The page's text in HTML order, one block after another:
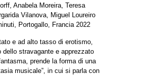
Anabela Moreira, Teresa
Vilanova, Miguel Loureiro
Portogallo, Francia 2022
e ad alto tasso di erotismo,
dello stravagante e apprezzato
prende la forma di una
musicale”, in cui si parla con